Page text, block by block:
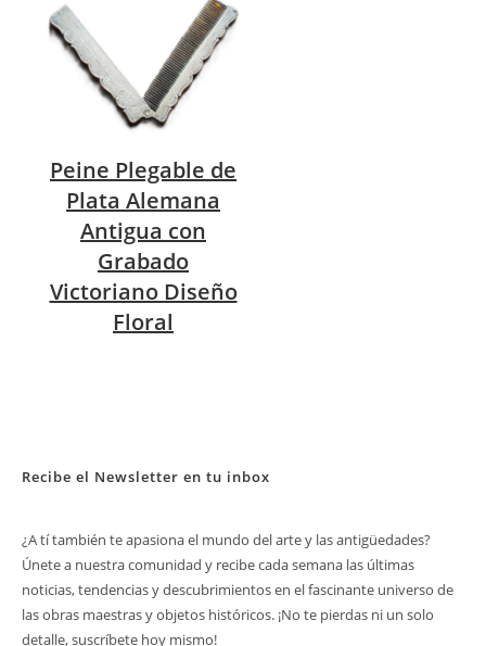
Peine Plegable de
Plata Alemana
Antigua con
Grabado
Victoriano Diseño
Floral
Recibe el Newsletter en tu inbox
¿A tí también te apasiona el mundo del arte y las antigüedades?
Únete a nuestra comunidad y recibe cada semana las últimas
noticias, tendencias y descubrimientos en el fascinante universo de
las obras maestras y objetos históricos. ¡No te pierdas ni un solo
detalle, suscríbete hoy mismo!